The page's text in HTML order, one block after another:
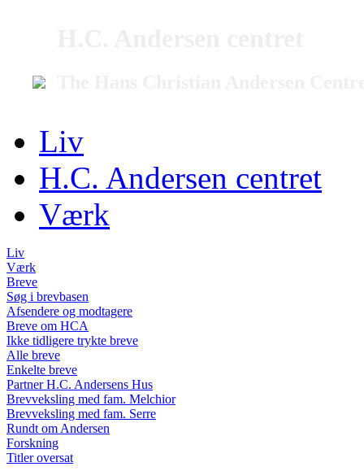
Liv
H.C. Andersen centret
Værk
Liv
Værk
Breve
Søg i brevbasen
Afsendere og modtagere
Breve om HCA
Ikke tidligere trykte breve
Alle breve
Enkelte breve
Partner H.C. Andersens Hus
Brevveksling med fam. Melchior
Brevveksling med fam. Serre
Rundt om Andersen
Forskning
Titler oversat